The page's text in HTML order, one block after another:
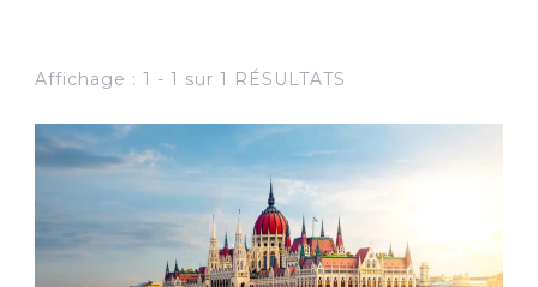
Affichage : 1 - 1 sur 1 RÉSULTATS